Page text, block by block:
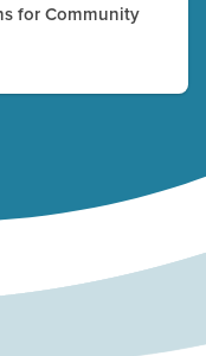
for Community